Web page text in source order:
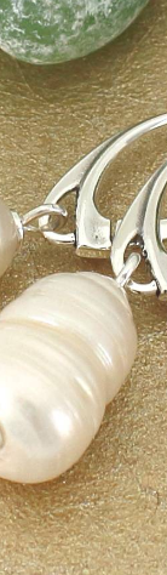
Ketting
€36,95
Incl. btw